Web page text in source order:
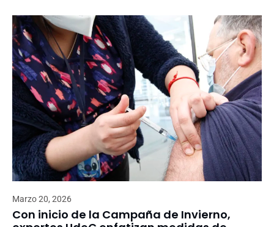
Marzo 20, 2026
Con inicio de la Campaña de Invierno,